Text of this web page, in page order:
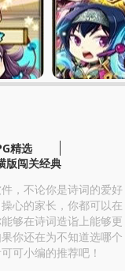
精选
版闯关经典
，不论你是诗词的爱好
心的家长，你都可以在
够在诗词造诣上能够更
你还在为不知道选哪个
可小编的推荐吧！